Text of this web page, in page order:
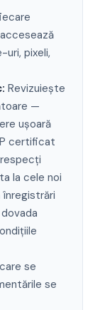
pixeli,
Revizuiește
—
ușoară
certificat
la cele noi
se
se